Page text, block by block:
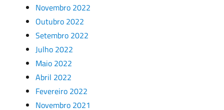
Novembro 2022
Outubro 2022
Setembro 2022
Julho 2022
Maio 2022
Abril 2022
Fevereiro 2022
Novembro 2021